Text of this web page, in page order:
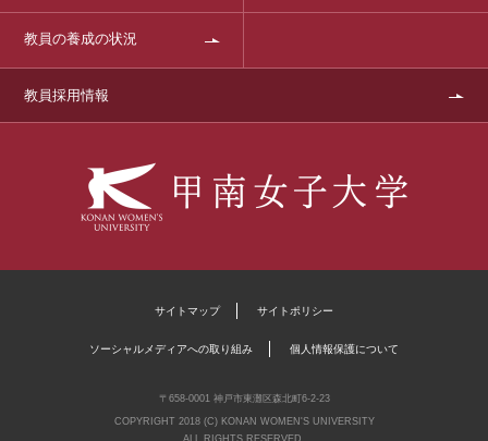
教員の養成の状況
教員採用情報
サイトマップ サイトポリシー
ソーシャルメディアへの取り組み 個人情報保護について
〒658-0001 神戸市東灘区森北町6-2-23
COPYRIGHT 2018 (C) KONAN WOMEN'S UNIVERSITY